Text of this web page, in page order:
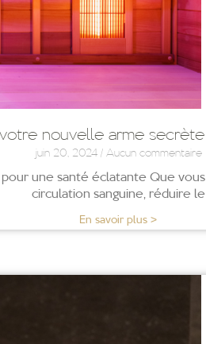
votre nouvelle arme
juin 20, 2024 Aucun commentaire
une santé éclatante Que
circulation sanguine, réduire le
En savoir plus >